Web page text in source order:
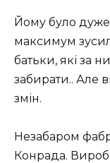
Йому було дуже
максимум
батьки, які за
забирати.. Але
змін.
Незабаром
Конрада.